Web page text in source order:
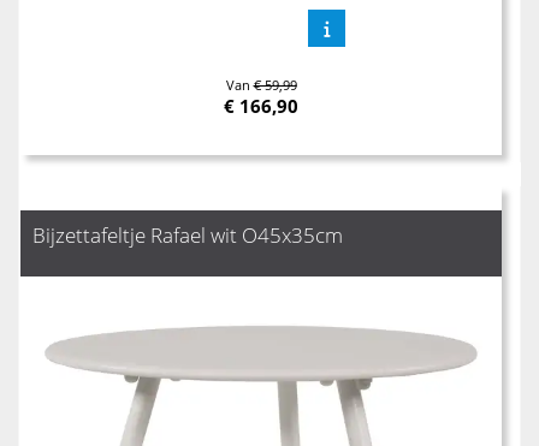
Van€ 59,99
€ 166,90
Bijzettafeltje Rafael wit O45x35cm